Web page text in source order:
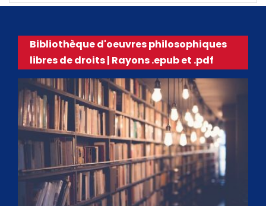
Bibliothèque d'oeuvres philosophiques
libres de droits | Rayons .epub et .pdf